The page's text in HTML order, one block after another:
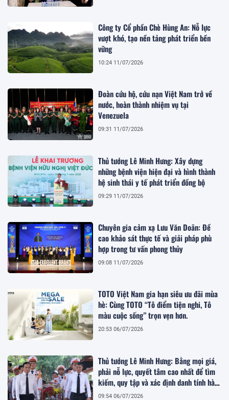
Công ty Cổ phần Chè Hùng An: Nỗ lực
vượt khó, tạo nền tảng phát triển bền
vững
10:24 11/07/2026
Đoàn cứu hộ, cứu nạn Việt Nam trở về
nước, hoàn thành nhiệm vụ tại
Venezuela
09:31 11/07/2026
Thủ tướng Lê Minh Hưng: Xây dựng
những bệnh viện hiện đại và hình thành
hệ sinh thái y tế phát triển đồng bộ
09:29 11/07/2026
Chuyên gia cảm xạ Lưu Văn Doãn: Đề
cao khảo sát thực tế và giải pháp phù
hợp trong tư vấn phong thủy
09:08 11/07/2026
TOTO Việt Nam gia hạn siêu ưu đãi mùa
hè: Cùng TOTO “Tô điểm tiện nghi, Tô
màu cuộc sống” trọn vẹn hơn.
20:53 06/07/2026
Thủ tướng Lê Minh Hưng: Bằng mọi giá,
phải nỗ lực, quyết tâm cao nhất để tìm
kiếm, quy tập và xác định danh tính hài
cốt liệt sĩ
09:54 06/07/2026